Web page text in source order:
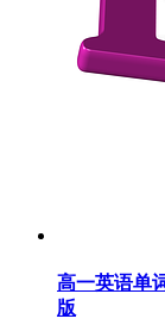
高一英语单
版